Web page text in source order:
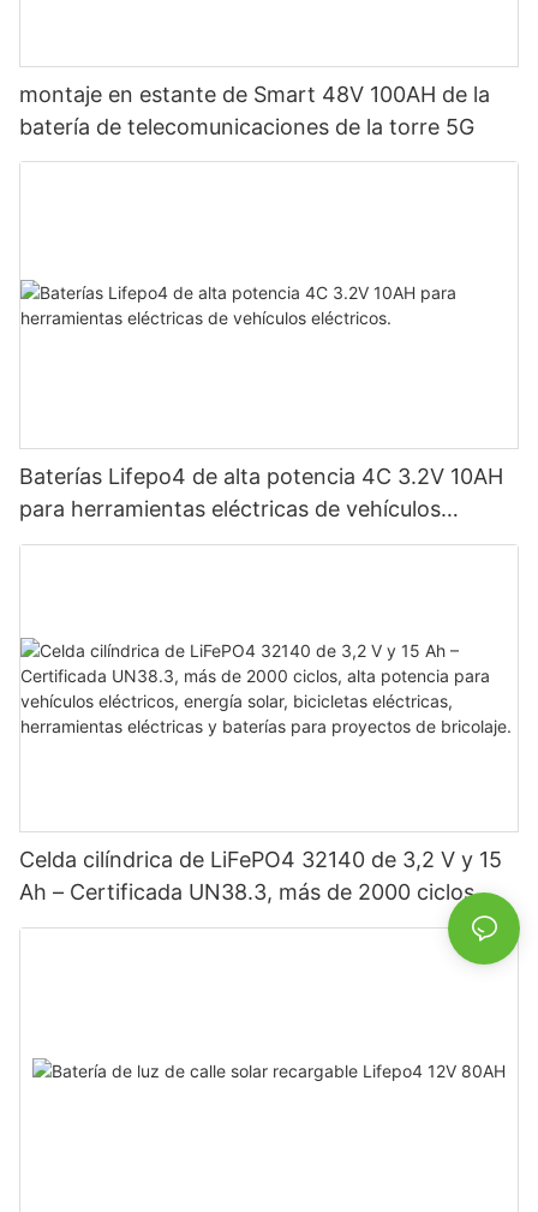
montaje en estante de Smart 48V 100AH ​​de la
batería de telecomunicaciones de la torre 5G
Baterías Lifepo4 de alta potencia 4C 3.2V 10AH
para herramientas eléctricas de vehículos
eléctricos.
Celda cilíndrica de LiFePO4 32140 de 3,2 V y 15
Ah – Certificada UN38.3, más de 2000 ciclos,
alta potencia para vehículos eléctricos, energía